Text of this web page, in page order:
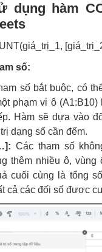
dụng hàm
số:
số bắt buộc, có
phạm vi ô (A1:B10)
Hàm sẽ dựa vào
dạng số cần đếm.
Các tham số
thêm nhiều ô, vùng
cuối cùng là tổng
cả các đối số được